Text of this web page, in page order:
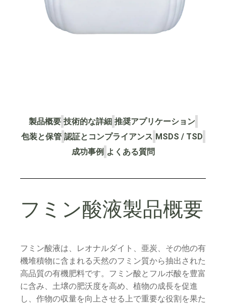
製品概要 技術的な詳細 推奨アプリケーション
包装と保管 認証とコンプライアンス MSDS / TSD
成功事例 よくある質問
フミン酸液製品概要
フミン酸液は、レオナルダイト、亜炭、その他の有
機堆積物に含まれる天然のフミン質から抽出された
高品質の有機肥料です。フミン酸とフルボ酸を豊富
に含み、土壌の肥沃度を高め、植物の成長を促進
し、作物の収量を向上させる上で重要な役割を果た